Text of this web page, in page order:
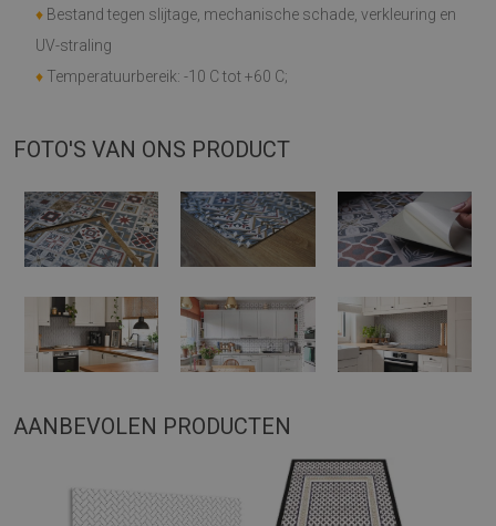
♦ Bestand tegen slijtage, mechanische schade, verkleuring en
UV-straling
♦ Temperatuurbereik: -10 C tot +60 C;
FOTO'S VAN ONS PRODUCT
AANBEVOLEN PRODUCTEN